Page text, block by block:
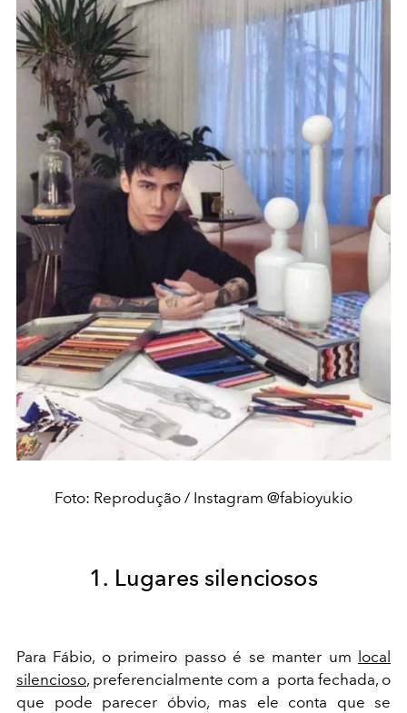
Foto: Reprodução / Instagram @fabioyukio
1. Lugares silenciosos
Para Fábio, o primeiro passo é se manter um
local
silencioso, preferencialmente com a porta fechada, o
que pode parecer óbvio, mas ele conta que se